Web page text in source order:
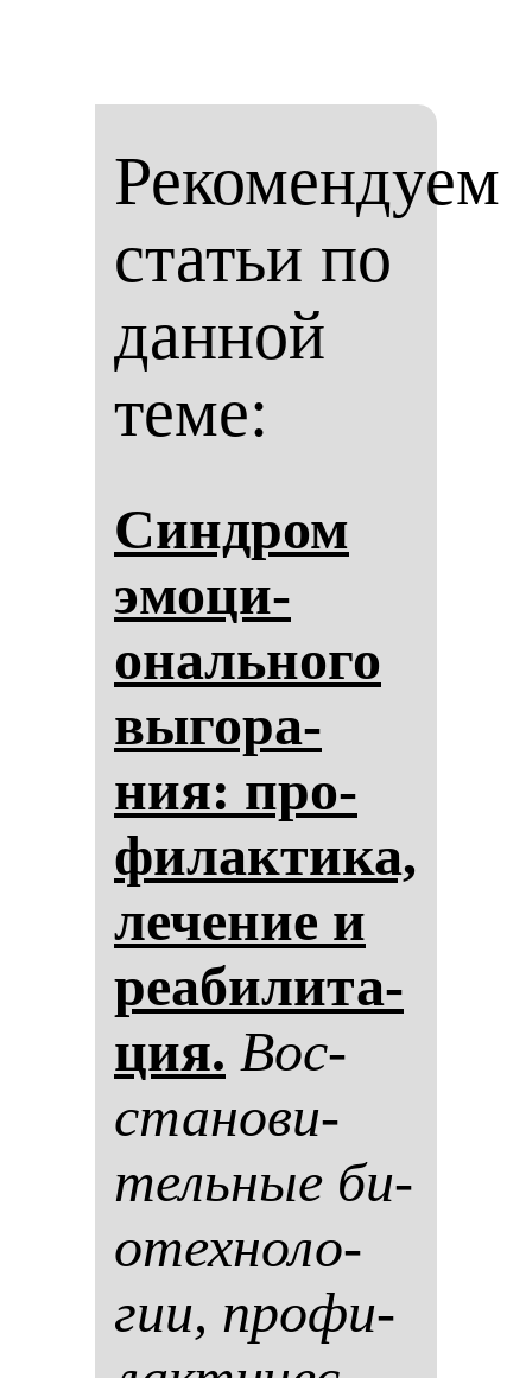
Рекомендуем
статьи по
данной
теме:
Син­дром
эмо­ци­
ональ­но­го
вы­го­ра­
ния: про­
фи­лак­ти­ка,
ле­че­ние и
ре­аби­ли­та­
ция. Вос­
ста­но­ви­
тель­ные би­
отех­но­ло­
гии, про­фи­